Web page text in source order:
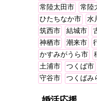
常陸太田市
常陸
ひたちなか市
水
筑西市
結城市
神栖市
潮来市
かすみがうら市
土浦市
つくば市
守谷市
つくばみ